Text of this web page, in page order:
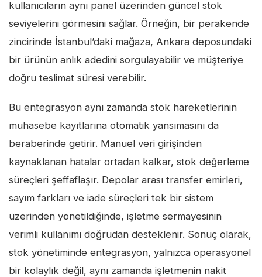
kullanıcıların aynı panel üzerinden güncel stok
seviyelerini görmesini sağlar. Örneğin, bir perakende
zincirinde İstanbul’daki mağaza, Ankara deposundaki
bir ürünün anlık adedini sorgulayabilir ve müşteriye
doğru teslimat süresi verebilir.
Bu entegrasyon aynı zamanda stok hareketlerinin
muhasebe kayıtlarına otomatik yansımasını da
beraberinde getirir. Manuel veri girişinden
kaynaklanan hatalar ortadan kalkar, stok değerleme
süreçleri şeffaflaşır. Depolar arası transfer emirleri,
sayım farkları ve iade süreçleri tek bir sistem
üzerinden yönetildiğinde, işletme sermayesinin
verimli kullanımı doğrudan desteklenir. Sonuç olarak,
stok yönetiminde entegrasyon, yalnızca operasyonel
bir kolaylık değil, aynı zamanda işletmenin nakit